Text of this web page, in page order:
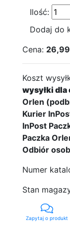
Ilość:
Dodaj do
Cena: 26,99
Koszt
wysyłki dla
Orlen
Kurier
InPost
Paczka
Odbiór
Numer
Stan
Zapytaj o produkt